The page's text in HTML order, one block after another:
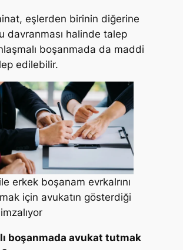
eşlerden birinin diğerine
davranması halinde talep
boşanmada da maddi
edilebilir.
erkek boşanam evrkalrını
için avukatın gösterdiği
boşanmada avukat tutmak